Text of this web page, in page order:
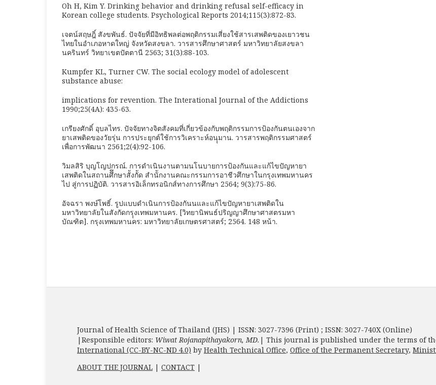
Oh H, Kim Y. Drinking behavior and drinking refusal self-efficacy in
Korean college students. Psychological Reports 2014;115(3):872-83.
เจตน์สฤษฎิ์ สังขพันธ์. ปัจจัยที่มีอิทธิพลต่อพฤติกรรมเสี่ยงใช้สารเสพติดของเยาวชน
ไทยในอำเภอหาดใหญ่ จังหวัดสงขลา. วารสารศึกษาศาสตร์ มหาวิทยาลัยสงขลา
นครินทร์ วิทยาเขตปัตตานี 2563; 31(3):88-103.
Kumpfer KL, Turner CW. The social ecology model of adolescent
substance abuse:
implications for revention. The Interational Journal of the Addictions
1990;25(4A): 435-63.
เกรียงศักดิ์ อุบลไทร. ปัจจัยทางจิตสังคมที่เกี่ยวข้องกับพฤติกรรมการป้องกันตนเองจาก
ยาเสพติดของวัยรุ่น การประยุกต์ใช้การวิเคราะห์อนุุมาน. วารสารพฤติกรรมศาสตร์
เพื่อการพัฒนา 2561;2(4):92-106.
วิมลสิริ บุญโญปกรณ์. การดำเนินงานตามนโนบายการป้องกันและแก้ไขปัญหายา
เสพติดในสถานศึึกษาสัังกััด สำนัักงานคณะกรรมการอาชีวศึกษาในกรุงเทพมหานคร
ไป สู่การปฏิบัติ. วารสารอิเล็กทรอนิกส์ทางการศึกษา 2564; 9(3):75-86.
อัจฉรา พงษ์โพธิ์. รูปแบบดำเนินการป้องกันนและแก้ไขปัญหายาเสพติดใน
มหาวิทยาลัยในสังกัดกรุุงเทพมหานคร. [วิทยานิพนธ์ปริญญาศึกษาศาสตรมหา
บัณฑิต]. กรุงเทพมหานคร: มหาวิทยาลัยเกษตรศาสตร์; 2564. 148 หน้า.
Journal of Health Science of Thailand (JHS) | ISSN: 3027-7396 (Print) ; ISSN: 3027-740X (Online)
|Responsible editors: Wiwat Rojanapithayakorn, MD. | This journal is published under the terms of
International (CC-BY-NC-ND 4.0) by Health Technical Office, Office of the Permanent Secretary,
ABOUT THE JOURNAL | CONTACT |